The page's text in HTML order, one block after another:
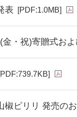
表 [PDF:1.0MB]
・祝)寄贈式お
椒ピリリ 発売の